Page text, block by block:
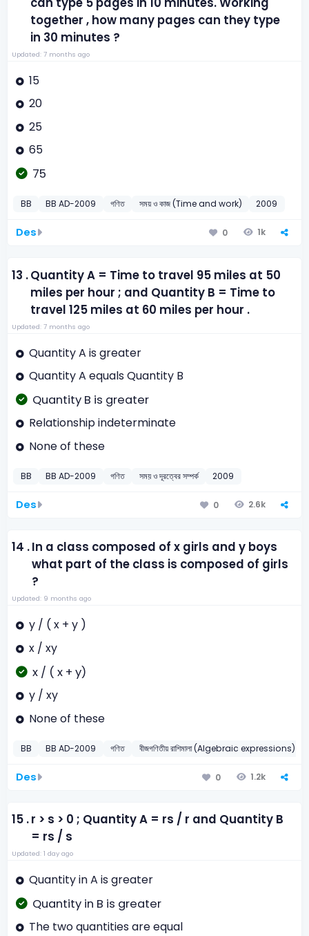
together , how many pages can they type
in 30 minutes ?
Updated: 7 months ago
15
20
25
65
75
BB BB AD-2009 গণিত সময় ও কাজ (Time and work) 2009
Des 0 1k
13 .Quantity A = Time to travel 95 miles at 50
miles per hour ; and Quantity B = Time to
travel 125 miles at 60 miles per hour .
Updated: 7 months ago
Quantity A is greater
Quantity A equals Quantity B
Quantity B is greater
Relationship indeterminate
None of these
BB BB AD-2009 গণিত সময় ও দূরত্বের সম্পর্ক 2009
Des 0 2.6k
14 .In a class composed of x girls and y boys
what part of the class is composed of girls
?
Updated: 9 months ago
y / ( x + y )
x / xy
x / ( x + y)
y / xy
None of these
BB BB AD-2009 গণিত বীজগণিতীয় রাশিমালা (Algebraic expressions)
Des 0 1.2k
15 .r > s > 0 ; Quantity A = rs / r and Quantity B
= rs / s
Updated: 1 day ago
Quantity in A is greater
Quantity in B is greater
The two quantities are equal